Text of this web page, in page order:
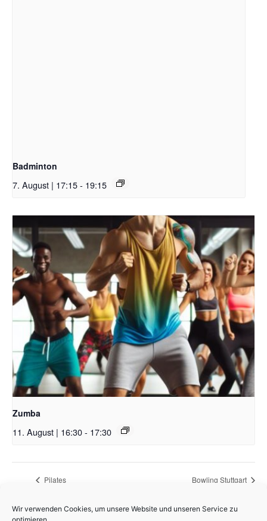
Wir verwenden Cookies, um unsere Website und unseren Service zu
Badminton
7. August | 17:15- 19:15
Zumba
11. August | 16:30- 17:30
Pilates Bowling Stuttgart